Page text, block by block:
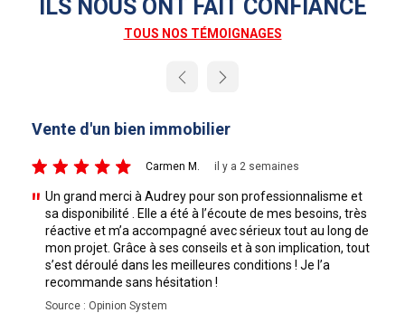
ILS NOUS ONT FAIT CONFIANCE
TOUS NOS TÉMOIGNAGES
Vente d'un bien immobilier
5/5 Carmen M. il y a 2 semaines
Un grand merci à Audrey pour son professionnalisme et
sa disponibilité . Elle a été à l’écoute de mes besoins, très
réactive et m’a accompagné avec sérieux tout au long de
mon projet. Grâce à ses conseils et à son implication, tout
s’est déroulé dans les meilleures conditions ! Je l’a
recommande sans hésitation !
Source : Opinion System
Next